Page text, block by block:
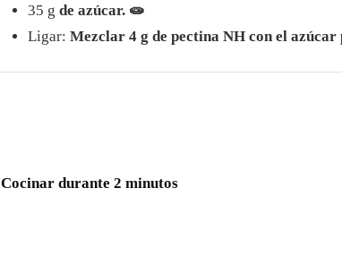
35 g de azúcar. 🧫
Ligar: Mezclar 4 g de pectina NH con el
Cocinar durante 2 minutos